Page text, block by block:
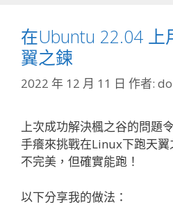
在Ubuntu 22.04 上
翼之鍊
2022 年 12 月 11 日 作者:
上次成功解決楓之谷的問題
手癢來挑戰在Linux下跑天
不完美，但確實能跑！
以下分享我的做法：